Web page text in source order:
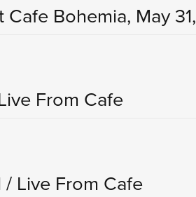
Cafe Bohemia, May 31,
From Cafe
/ Live From Cafe